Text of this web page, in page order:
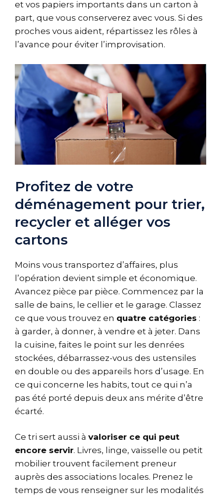
et vos papiers importants dans un carton à
part, que vous conserverez avec vous. Si des
proches vous aident, répartissez les rôles à
l’avance pour éviter l’improvisation.
Profitez de votre
déménagement pour trier,
recycler et alléger vos
cartons
Moins vous transportez d’affaires, plus
l’opération devient simple et économique.
Avancez pièce par pièce. Commencez par la
salle de bains, le cellier et le garage. Classez
ce que vous trouvez en quatre catégories :
à garder, à donner, à vendre et à jeter. Dans
la cuisine, faites le point sur les denrées
stockées, débarrassez-vous des ustensiles
en double ou des appareils hors d’usage. En
ce qui concerne les habits, tout ce qui n’a
pas été porté depuis deux ans mérite d’être
écarté.
Ce tri sert aussi à valoriser ce qui peut
encore servir. Livres, linge, vaisselle ou petit
mobilier trouvent facilement preneur
auprès des associations locales. Prenez le
temps de vous renseigner sur les modalités